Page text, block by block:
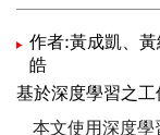
由於已建立各
全台打造出第
作者:黃成凱、
皓
基於深度學習之
本文使用深度